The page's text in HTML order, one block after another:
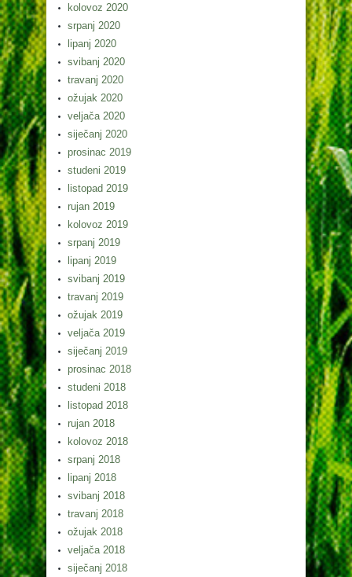
kolovoz 2020
srpanj 2020
lipanj 2020
svibanj 2020
travanj 2020
ožujak 2020
veljača 2020
siječanj 2020
prosinac 2019
studeni 2019
listopad 2019
rujan 2019
kolovoz 2019
srpanj 2019
lipanj 2019
svibanj 2019
travanj 2019
ožujak 2019
veljača 2019
siječanj 2019
prosinac 2018
studeni 2018
listopad 2018
rujan 2018
kolovoz 2018
srpanj 2018
lipanj 2018
svibanj 2018
travanj 2018
ožujak 2018
veljača 2018
siječanj 2018